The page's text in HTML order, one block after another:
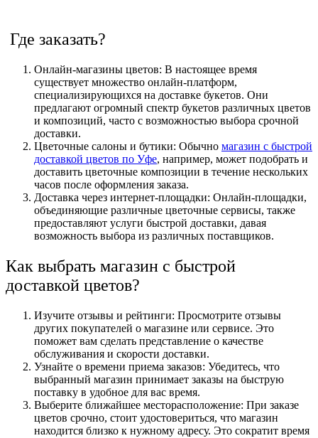
Где заказать?
Онлайн-магазины цветов: В настоящее время
существует множество онлайн-платформ,
специализирующихся на доставке букетов. Они
предлагают огромный спектр букетов различных цветов
и композиций, часто с возможностью выбора срочной
доставки.
Цветочные салоны и бутики: Обычно магазин с быстрой
доставкой цветов по Уфе, например, может подобрать и
доставить цветочные композиции в течение нескольких
часов после оформления заказа.
Доставка через интернет-площадки: Онлайн-площадки,
объединяющие различные цветочные сервисы, также
предоставляют услуги быстрой доставки, давая
возможность выбора из различных поставщиков.
Как выбрать магазин с быстрой
доставкой цветов?
Изучите отзывы и рейтинги: Просмотрите отзывы
других покупателей о магазине или сервисе. Это
поможет вам сделать представление о качестве
обслуживания и скорости доставки.
Узнайте о времени приема заказов: Убедитесь, что
выбранный магазин принимает заказы на быструю
поставку в удобное для вас время.
Выберите ближайшее месторасположение: При заказе
цветов срочно, стоит удостовериться, что магазин
находится близко к нужному адресу. Это сократит время